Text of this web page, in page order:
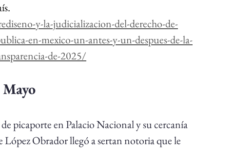
y-la-judicializacion-del-derecho-de-
en-mexico-un-antes-y-un-despues-de-la-
de-2025/
de picaporte en Palacio Nacional y su cercanía
López Obrador llegó a sertan notoria que le